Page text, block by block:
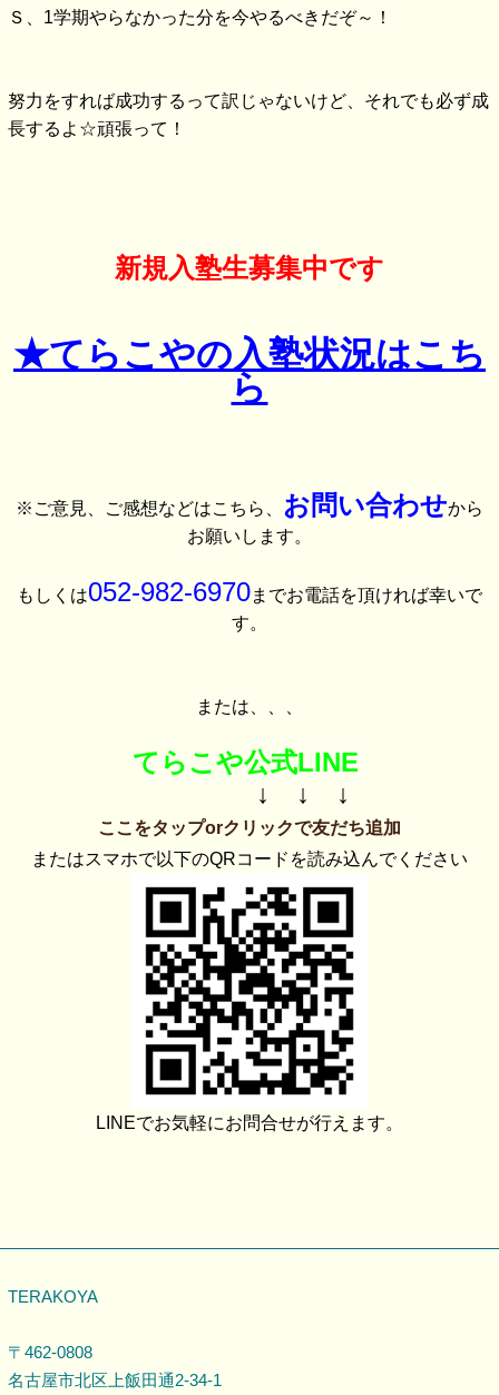
Ｓ、1学期やらなかった分を今やるべきだぞ～！
努力をすれば成功するって訳じゃないけど、それでも必ず成
長するよ☆頑張って！
新規入塾生募集中です
★てらこやの入塾状況はこち
ら
※ご意見、ご感想などはこちら、 お問い合わせから
お願いします。
もしくは052-982-6970までお電話を頂ければ幸いで
す。
または、、、
てらこや公式LINE
↓ ↓ ↓
ここをタップorクリックで友だち追加
またはスマホで以下のQRコードを読み込んでください
LINEでお気軽にお問合せが行えます。
TERAKOYA
〒462-0808
名古屋市北区上飯田通2-34-1